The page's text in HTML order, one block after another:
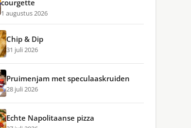
courgette
1 augustus 2026
Chip & Dip
31 juli 2026
Pruimenjam met speculaaskruiden
28 juli 2026
Echte Napolitaanse pizza